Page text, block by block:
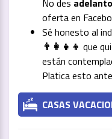
No des
oferta en
Sé honesto al
👨‍👩‍👧‍👦 que
están
Platica esto
CASAS